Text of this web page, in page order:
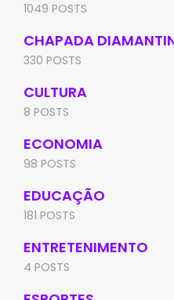
1049 POSTS
CHAPADA
330 POSTS
CULTURA
8 POSTS
ECONOMIA
98 POSTS
EDUCAÇÃO
181 POSTS
ENTRETENIMENTO
4 POSTS